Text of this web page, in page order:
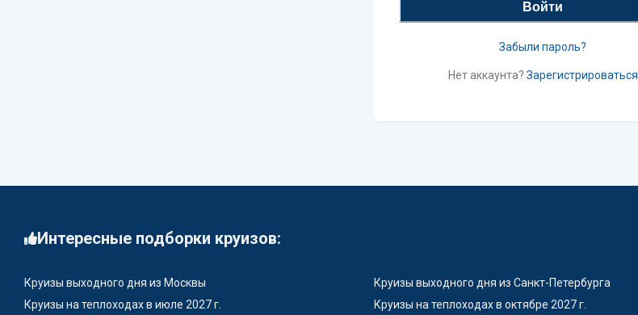
Войти
Забыли пароль?
Нет аккаунта? Зарегистрироваться
Интересные подборки круизов:
Круизы выходного дня из Москвы Круизы выходного дня из Санкт-Петербурга
Круизы на теплоходах в июле 2027 г.
Круизы на теплоходах в октябре 2027 г.